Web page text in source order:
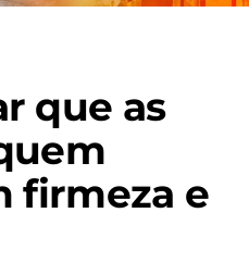
que as
firmeza e